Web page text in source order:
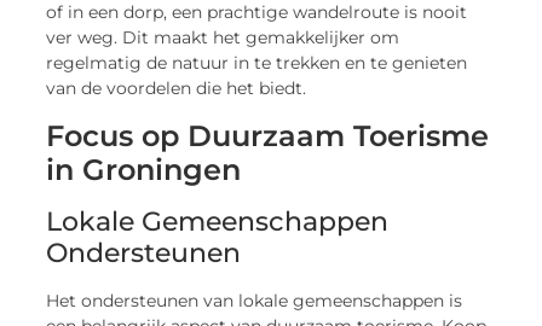
of in een dorp, een prachtige wandelroute is nooit
ver weg. Dit maakt het gemakkelijker om
regelmatig de natuur in te trekken en te genieten
van de voordelen die het biedt.
Focus op Duurzaam Toerisme
in Groningen
Lokale Gemeenschappen
Ondersteunen
Het ondersteunen van lokale gemeenschappen is